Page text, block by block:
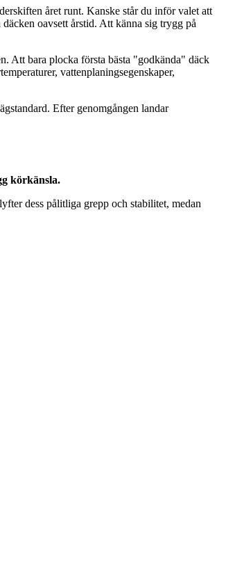
året runt. Kanske står du inför valet att
oavsett årstid. Att känna sig trygg på
Att bara plocka första bästa "godkända" däck
vattenplaningsegenskaper,
Efter genomgången landar
körkänsla.
dess pålitliga grepp och stabilitet, medan